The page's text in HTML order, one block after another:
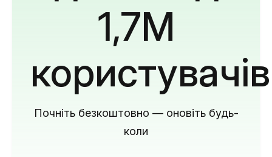
1,7M
користувачів
Почніть безкоштовно — оновіть будь-
коли